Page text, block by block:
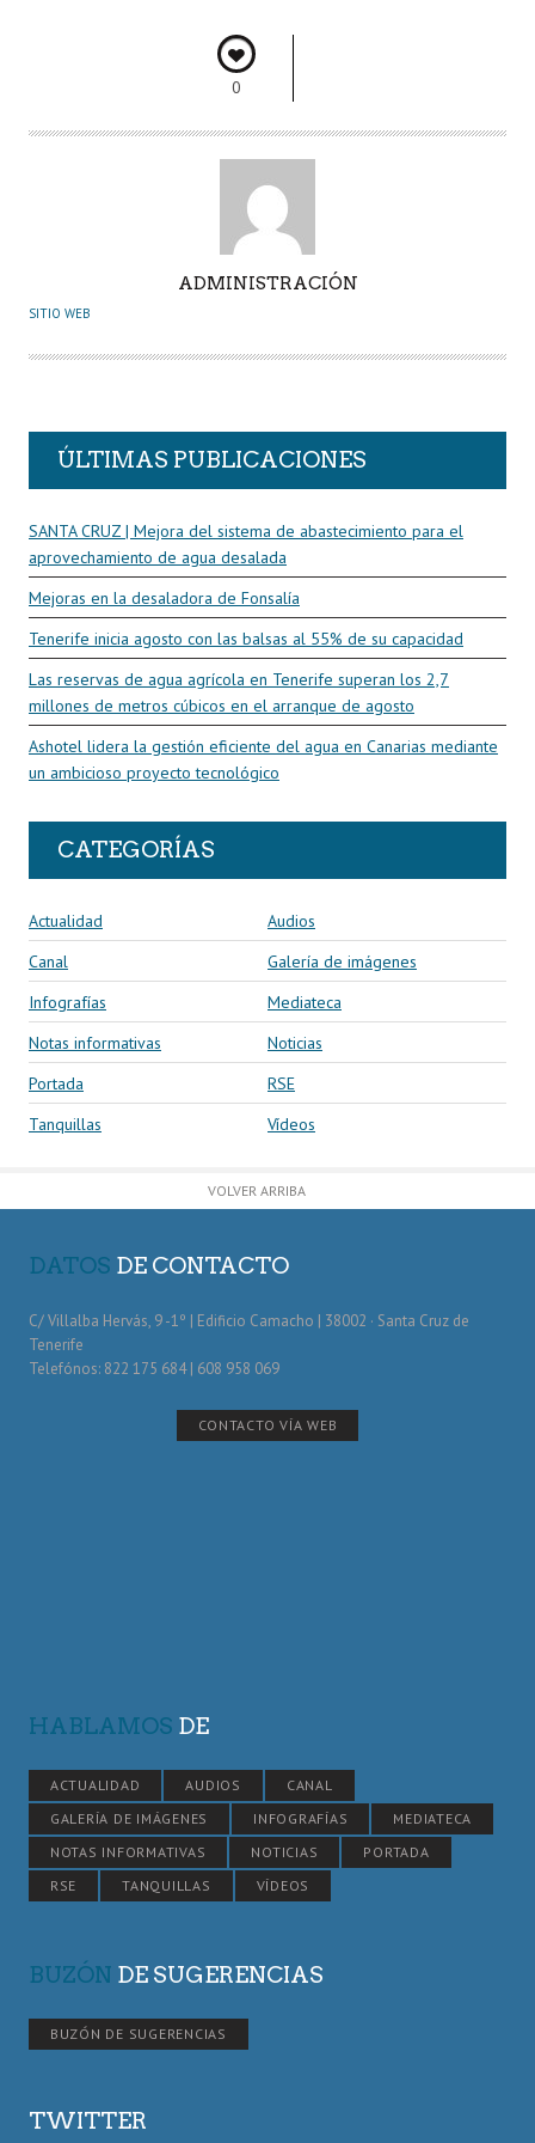
dI
n
pa
0
U
O
ADMINISTRACIÓN
SITIO WEB
ÚLTIMAS PUBLICACIONES
SANTA CRUZ | Mejora del sistema de abastecimiento para el
aprovechamiento de agua desalada
Mejoras en la desaladora de Fonsalía
Tenerife inicia agosto con las balsas al 55% de su capacidad
Las reservas de agua agrícola en Tenerife superan los 2,7
millones de metros cúbicos en el arranque de agosto
Ashotel lidera la gestión eficiente del agua en Canarias mediante
un ambicioso proyecto tecnológico
CATEGORÍAS
Actualidad
Audios
Canal
Galería de imágenes
Infografías
Mediateca
Notas informativas
Noticias
Portada
RSE
Tanquillas
Vídeos
VOLVER ARRIBA
DATOS DE CONTACTO
C/ Villalba Hervás, 9 -1º | Edificio Camacho | 38002 · Santa Cruz de
Tenerife
Telefónos: 822 175 684 | 608 958 069
CONTACTO VÍA WEB
HABLAMOS DE
ACTUALIDAD AUDIOS
CANAL
GALERÍA DE IMÁGENES
INFOGRAFÍAS
MEDIATECA
NOTAS INFORMATIVAS
NOTICIAS
PORTADA
RSE
TANQUILLAS VÍDEOS
BUZÓN DE SUGERENCIAS
BUZÓN DE SUGERENCIAS
TWITTER